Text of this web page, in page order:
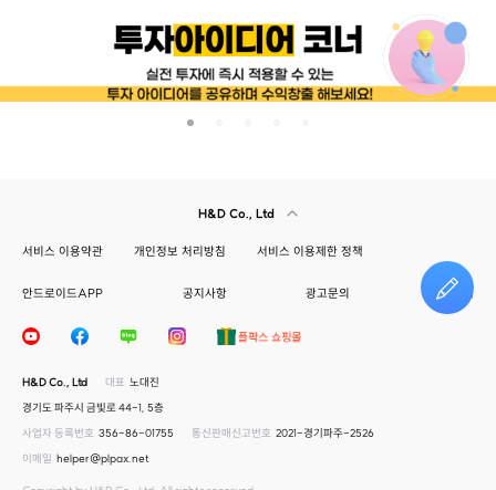
H&D Co., Ltd
서비스 이용약관 개인정보 처리방침 서비스 이용제한 정책
안드로이드APP 공지사항 광고문의 건의하기
H&D Co., Ltd 대표 노대진
경기도 파주시 금빛로 44-1, 5층
사업자 등록번호 356-86-01755 통신판매신고번호 2021-경기파주-2526
이메일 helper@plpax.net